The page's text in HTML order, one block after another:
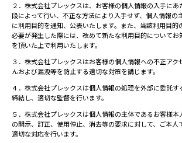
２．株式会社プレックスは、お客様の個人情報の入手に
段によって行い、不正な方法により入手せず、個人情報の
に利用目的を通知、公表いたします。また、当該利用目的
必要が発生した際には、改めて新たな利用目的について
を頂いた上で利用いたします。
３．株式会社プレックスはお客様の個人情報への不正ア
んおよび漏洩等を防止する適切な対策を講じます。
４．株式会社プレックスは個人情報の処理を外部に委託
締結し、適切な監督を行います。
５．株式会社プレックスは個人情報の主体であるお客様
の開示、訂正、使用停止、消去等の要求に対して、ご本人
適切な対応を行います。